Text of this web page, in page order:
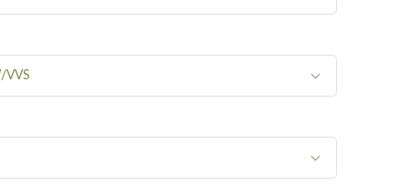
VVS